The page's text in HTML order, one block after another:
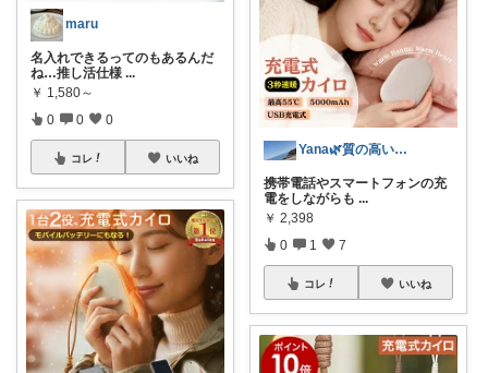
maru
名入れできるってのもあるんだ
ね…推し活仕様 ...
￥ 1,580～
0 0 0
コレ いいね
Yana🌿質の高い暮らしのROOM
携帯電話やスマートフォンの充
電をしながらも ...
￥ 2,398
0 1 7
コレ いいね